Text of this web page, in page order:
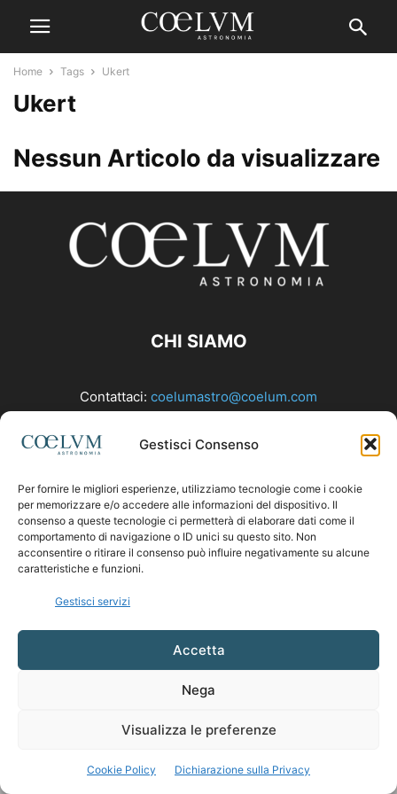
Gestisci Consenso
Per fornire le migliori esperienze, utilizziamo tecnologie come i cookie
per memorizzare e/o accedere alle informazioni del dispositivo. Il
consenso a queste tecnologie ci permetterà di elaborare dati come il
comportamento di navigazione o ID unici su questo sito. Non
acconsentire o ritirare il consenso può influire negativamente su alcune
caratteristiche e funzioni.
Gestisci servizi
Accetta
Nega
Visualizza le preferenze
Cookie Policy Dichiarazione sulla Privacy
Home Tags Ukert
Ukert
Nessun Articolo da visualizzare
CHI SIAMO
Contattaci: coelumastro@coelum.com
SEGUICI